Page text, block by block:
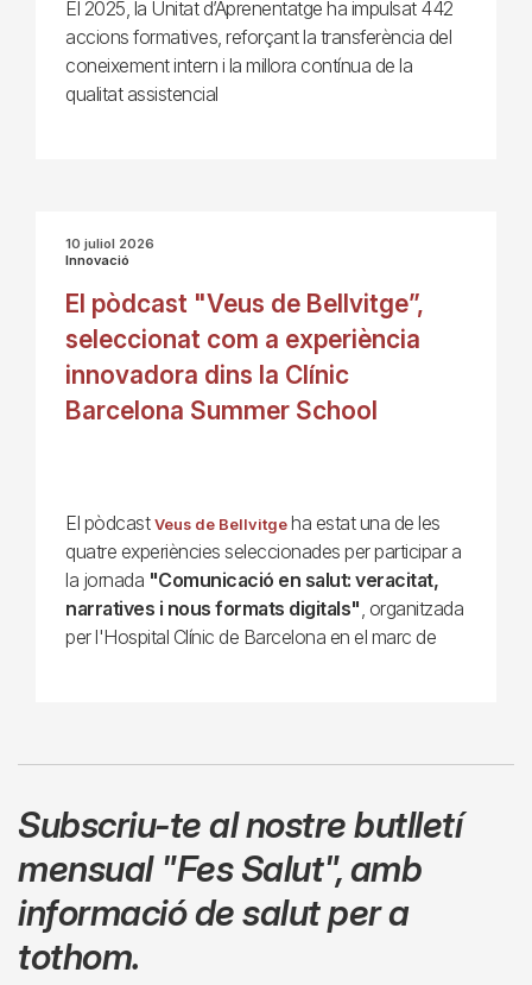
El 2025, la Unitat d’Aprenentatge ha impulsat 442
accions formatives, reforçant la transferència del
coneixement intern i la millora contínua de la
qualitat assistencial
10 juliol 2026
Innovació
El pòdcast "Veus de Bellvitge”,
seleccionat com a experiència
innovadora dins la Clínic
Barcelona Summer School
El pòdcast Veus de Bellvitgeha estat una de les
quatre experiències seleccionades per participar a
la jornada "Comunicació en salut: veracitat,
narratives i nous formats digitals" , organitzada
per l'Hospital Clínic de Barcelona en el marc de
Subscriu-te al nostre butlletí
mensual "Fes Salut",amb
informació de salut per a
tothom.